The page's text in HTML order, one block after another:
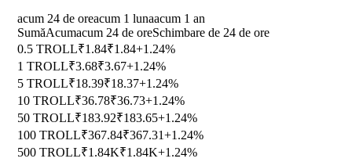
acum 24 de oreacum 1 lunaacum 1 an
SumăAcumacum 24 de oreSchimbare de 24 de ore
0.5 TROLL₹1.84₹1.84+1.24%
1 TROLL₹3.68₹3.67+1.24%
5 TROLL₹18.39₹18.37+1.24%
10 TROLL₹36.78₹36.73+1.24%
50 TROLL₹183.92₹183.65+1.24%
100 TROLL₹367.84₹367.31+1.24%
500 TROLL₹1.84K₹1.84K+1.24%